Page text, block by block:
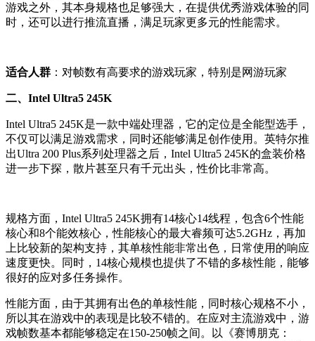
游戏之外，其本身规格也足够强大，在提供优秀游戏体验的同
时，还可以进行推流直播，满足玩家更多元的性能需求。
适合人群 ：对帧数有高要求的游戏玩家，特别是网游玩家
二、Intel Ultra5 245K
Intel Ultra5 245K是一款中端处理器，它的定位是全能型选手，
不仅可以满足游戏需求，同时还能够满足创作使用。英特尔推
出Ultra 200 Plus系列处理器之后，Intel Ultra5 245K的盒装价格
进一步下探，散片甚至只有千元出头，性价比非常高。
规格方面，Intel Ultra5 245K拥有14核心14线程，包含6个性能
核心和8个能效核心，性能核心的最大睿频可达5.2GHz，再加
上比较新的架构支持，其单核性能非常出色，日常使用的响应
速度更快。同时，14核心规模也提供了不错的多核性能，能够
很好的应对多任务操作。
性能方面，由于其拥有出色的单核性能，同时核心规格不小，
所以其在游戏中的表现是比较不错的。在应对主流游戏中，游
戏帧数基本都能够稳定在150-250帧之间。以《赛博朋克：